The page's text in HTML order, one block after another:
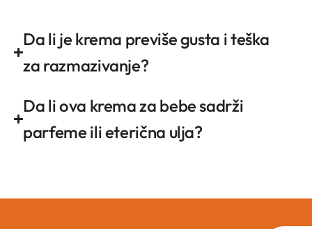
Da li je krema previše gusta i teška
za razmazivanje?
Da li ova krema za bebe sadrži
parfeme ili eterična ulja?